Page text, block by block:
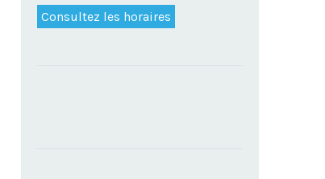
Consultez les horaires